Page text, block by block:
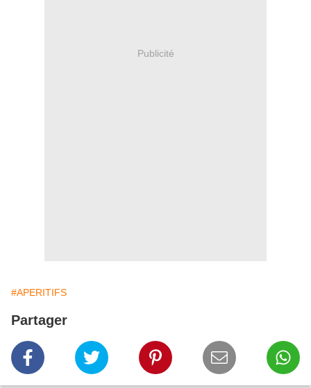
Publicité
#APERITIFS
Partager